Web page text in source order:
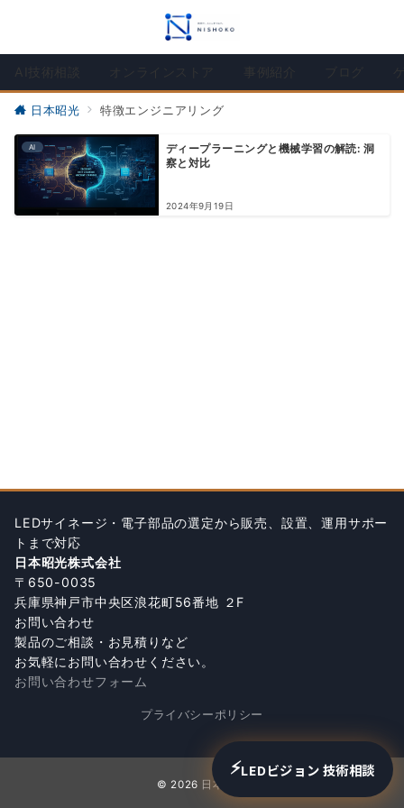
AI技術相談 オンラインストア 事例紹介 ブログ
日本昭光 特徴エンジニアリング
AI
ディープラーニングと機械学習の解読: 洞
察と対比
2024年9月19日
LEDサイネージ・電子部品の選定から販売、設置、運用サポー
トまで対応
日本昭光株式会社
〒650-0035
兵庫県神戸市中央区浪花町56番地 ２F
お問い合わせ
製品のご相談・お見積りなど
お気軽にお問い合わせください。
お問い合わせフォーム
プライバシーポリシー
© 2026 日本昭光
⚡LEDビジョン 技術相談